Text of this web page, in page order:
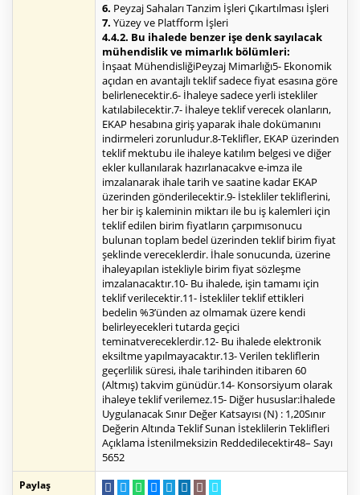
6. Peyzaj Sahaları Tanzim İşleri Çıkartılması İşleri
7. Yüzey ve Platfform İşleri
4.4.2. Bu ihalede benzer işe denk sayılacak
mühendislik ve mimarlık bölümleri:
İnşaat MühendisliğiPeyzaj Mimarlığı5- Ekonomik
açıdan en avantajlı teklif sadece fiyat esasına göre
belirlenecektir.6- İhaleye sadece yerli istekliler
katılabilecektir.7- İhaleye teklif verecek olanların,
EKAP hesabına giriş yaparak ihale dokümanını
indirmeleri zorunludur.8-Teklifler, EKAP üzerinden
teklif mektubu ile ihaleye katılım belgesi ve diğer
ekler kullanılarak hazırlanacakve e-imza ile
imzalanarak ihale tarih ve saatine kadar EKAP
üzerinden gönderilecektir.9- İstekliler tekliflerini,
her bir iş kaleminin miktarı ile bu iş kalemleri için
teklif edilen birim fiyatların çarpımısonucu
bulunan toplam bedel üzerinden teklif birim fiyat
şeklinde vereceklerdir. İhale sonucunda, üzerine
ihaleyapılan istekliyle birim fiyat sözleşme
imzalanacaktır.10- Bu ihalede, işin tamamı için
teklif verilecektir.11- İstekliler teklif ettikleri
bedelin %3’ünden az olmamak üzere kendi
belirleyecekleri tutarda geçici
teminatvereceklerdir.12- Bu ihalede elektronik
eksiltme yapılmayacaktır.13- Verilen tekliflerin
geçerlilik süresi, ihale tarihinden itibaren 60
(Altmış) takvim günüdür.14- Konsorsiyum olarak
ihaleye teklif verilemez.15- Diğer hususlar:İhalede
Uygulanacak Sınır Değer Katsayısı (N) : 1,20Sınır
Değerin Altında Teklif Sunan İsteklilerin Teklifleri
Açıklama İstenilmeksizin Reddedilecektir48– Sayı
5652
Paylaş